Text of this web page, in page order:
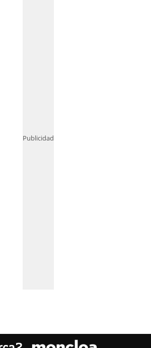
Publicidad